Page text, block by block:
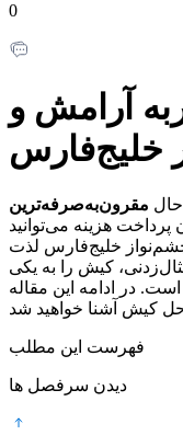
0
آرامش و
خلیج‌فارس
مقرون‌به‌صرفه‌ترین
هزینه می‌توانید
خلیج‌فارس لذت
کیش را به یکی
در ادامه این مقاله
فهرست این مطلب
دیدن سرفصل ها